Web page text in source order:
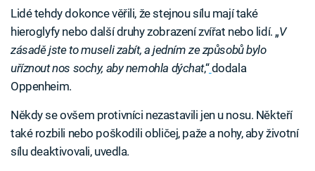
Lidé tehdy dokonce věřili, že stejnou sílu mají také
hieroglyfy nebo další druhy zobrazení zvířat nebo lidí. „V
zásadě jste to museli zabít, a jedním ze způsobů bylo
uříznout nos sochy, aby nemohla dýchat,“dodala
Oppenheim.
Někdy se ovšem protivníci nezastavili jen u nosu. Někteří
také rozbili nebo poškodili obličej, paže a nohy, aby životní
sílu deaktivovali, uvedla.